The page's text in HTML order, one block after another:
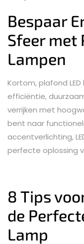
Bespaar
Sfeer met
Lampen
Kortom, plafond
efficiëntie,
verrijken met
bent naar
accentverlichting,
perfecte oplossing
8 Tips
de
Lamp